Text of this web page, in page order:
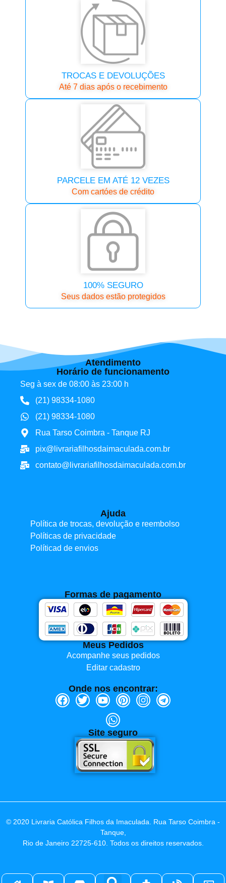
TROCAS E DEVOLUÇÕES
Até 7 dias após o recebimento
PARCELE EM ATÉ 12 VEZES
Com cartóes de crédito
100% SEGURO
Seus dados estão protegidos
Atendimento
Horário de funcionamento
Seg à sex de 08:00 às 23:00 h
(21) 98334-1080
(21) 98334-1080
Rua Tarso Coimbra - Tanque RJ
pix@livrariafilhosdaimaculada.com.br
contato@livrariafilhosdaimaculada.com.br
Ajuda
Política de trocas, devolução e reembolso
Políticas de privacidade
Políticad de envios
Formas de pagamento
Meus Pedidos
Acompanhe seus pedidos
Editar cadastro
Onde nos encontrar:
Site seguro
© 2020 Livraria Católica Filhos da Imaculada. Rua Tarso Coimbra -
Tanque,
Rio de Janeiro 22725-610. Todos os direitos reservados.